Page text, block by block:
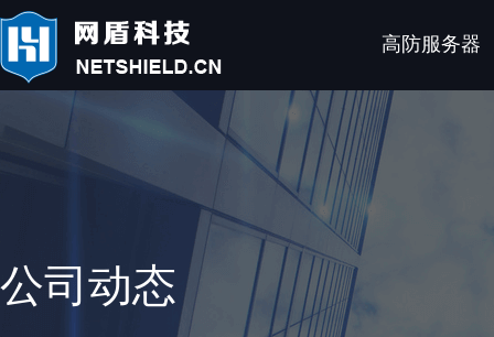
高防服务器
公司动态